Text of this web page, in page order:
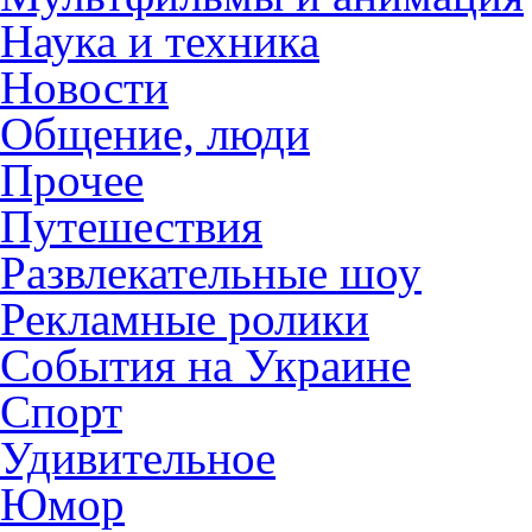
Наука и техника
Новости
Общение, люди
Прочее
Путешествия
Развлекательные шоу
Рекламные ролики
События на Украине
Спорт
Удивительное
Юмор